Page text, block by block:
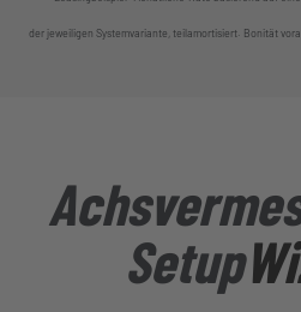
der jeweiligen Systemvariante, teilamortisiert. Bonität
Setup